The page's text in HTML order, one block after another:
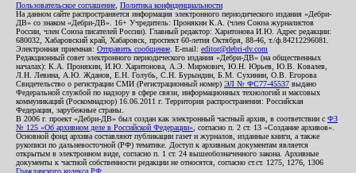
Пользовательское соглашение Политика конфиденциальности
На данном сайте распространяется информация электронного периодического издания «Дебри-
ДВ» со знаком «Дебри-ДВ». 16+ Учредитель: Пронякин К.А. (член Союза журналистов
России, член Союза писателей России). Главный редактор: Харитонова И.Ю. Адрес редакции:
680032, Хабаровский край, Хабаровск, проспект 60-летия Октября, 88-46, т./ф.84212296081.
Электронная приемная: Отправить сообщение . E-mail: editor@debri-dv.com
Редакционный совет электронного периодического издания «Дебри-ДВ» (на общественных
началах): К.А. Пронякин, И.Ю. Харитонова, А.Э. Мирмович, Ю.Н. Юрьев, Ю.В. Ковалев,
Л.Н. Левина, А.Ю. Жданов, Е.Н. Голубь, С.Н. Бурындин, Б.М. Сухинин, О.В. Егорова
Свидетельство о регистрации СМИ (Регистрационный номер) ЭЛ № ФС77-45537 выдано
Федеральной службой по надзору в сфере связи, информационных технологий и массовых
коммуникаций (Роскомнадзор) 16.06.2011 г. Территория распространения: Российская
Федерация, зарубежные страны.
В 2006 г. проект «Дебри-ДВ» был создан как электронный частный архив, в соответствии с ФЗ
№ 125 «Об архивном деле в Российской Федерации» , согласно п. 2 ст. 13 «Создание архивов».
Основной фонд архива составляют публикации газет и журналов, изданные книги, а также
рукописи по дальневосточной (РФ) тематике. Доступ к архивным документам является
открытым в электронном виде, согласно п. 1 ст. 24 вышеобозначенного закона. Архивные
документы к частной собственности редакции не относятся, согласно ст.ст. 1275, 1276, 1306
Гражданского кодекса РФ